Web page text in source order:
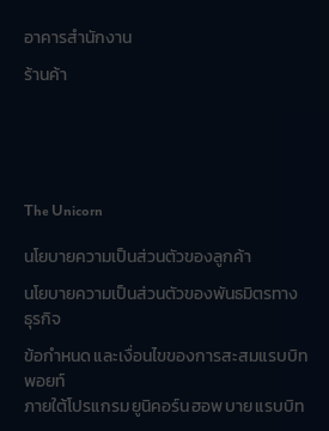
อาคารสำนักงาน
ร้านค้า
The Unicorn
นโยบายความเป็นส่วนตัวของลูกค้า
นโยบายความเป็นส่วนตัวของพันธมิตรทาง
ธุรกิจ
ข้อกำหนด และเงื่อนไขของการสะสมแรบบิท
พอยท์
ภายใต้โปรแกรม ยูนิคอร์น ฮอพ บาย แรบบิท